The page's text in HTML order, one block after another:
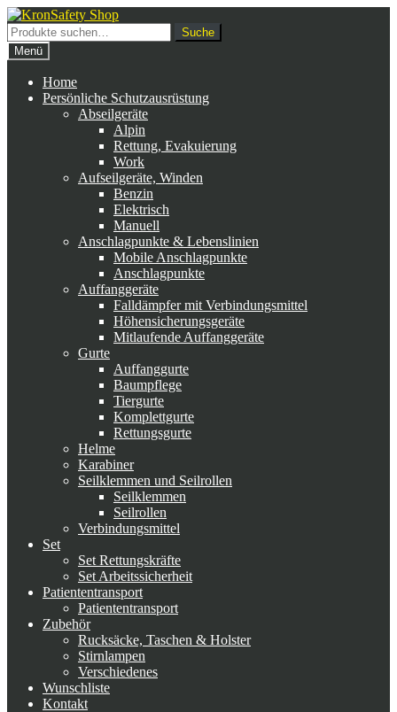
Zur
Navigation
springen
Zum
Inhalt
springen
Suche
nach:
Suche
Menü
Home
Persönliche Schutzausrüstung
Abseilgeräte
Alpin
Rettung, Evakuierung
Work
Aufseilgeräte, Winden
Benzin
Elektrisch
Manuell
Anschlagpunkte & Lebenslinien
Mobile Anschlagpunkte
Anschlagpunkte
Auffanggeräte
Falldämpfer mit Verbindungsmittel
Höhensicherungsgeräte
Mitlaufende Auffanggeräte
Gurte
Auffanggurte
Baumpflege
Tiergurte
Komplettgurte
Rettungsgurte
Helme
Karabiner
Seilklemmen und Seilrollen
Seilklemmen
Seilrollen
Verbindungsmittel
Set
Set Rettungskräfte
Set Arbeitssicherheit
Patiententransport
Patiententransport
Zubehör
Rucksäcke, Taschen & Holster
Stirnlampen
Verschiedenes
Wunschliste
Kontakt